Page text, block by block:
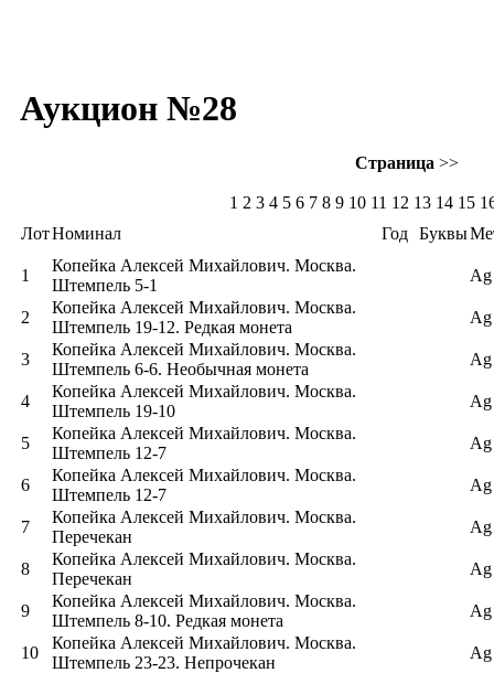
Аукцион №28
Страница >>
1 2 3 4 5 6 7 8 9 10 11 12 13 14 15
ЛотНоминал Год Буквы
1
Копейка Алексей Михайлович. Москва.
Штемпель 5-1
Ag
2
Копейка Алексей Михайлович. Москва.
Штемпель 19-12. Редкая монета
Ag
3
Копейка Алексей Михайлович. Москва.
Штемпель 6-6. Необычная монета
Ag
4
Копейка Алексей Михайлович. Москва.
Штемпель 19-10
Ag
5
Копейка Алексей Михайлович. Москва.
Штемпель 12-7
Ag
6
Копейка Алексей Михайлович. Москва.
Штемпель 12-7
Ag
7
Копейка Алексей Михайлович. Москва.
Перечекан
Ag
8
Копейка Алексей Михайлович. Москва.
Перечекан
Ag
9
Копейка Алексей Михайлович. Москва.
Штемпель 8-10. Редкая монета
Ag
10
Копейка Алексей Михайлович. Москва.
Штемпель 23-23. Непрочекан
Ag